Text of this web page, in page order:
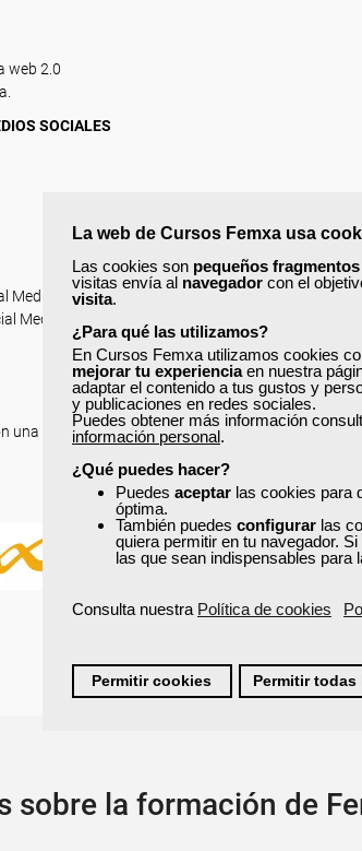
La web de Cursos Femxa usa
Las cookies son pequeños
visitas envía al navegador con el
visita.
¿Para qué las utilizamos?
En Cursos Femxa utilizamos cookies
mejorar tu experienciaen nuestra
adaptar el contenido a tus gustos y
y publicaciones en redes sociales.
Puedes obtener más información
información personal.
¿Qué puedes hacer?
Puedes aceptar las cookies para
óptima.
También puedes configurar las
quiera permitir en tu navegador.
las que sean indispensables para
Consulta nuestra Política de cookies
Permitir cookies Permitir
web 2.0
SOCIALES
Media.
Media.
una duración de 25 horas.
sobre la formación de